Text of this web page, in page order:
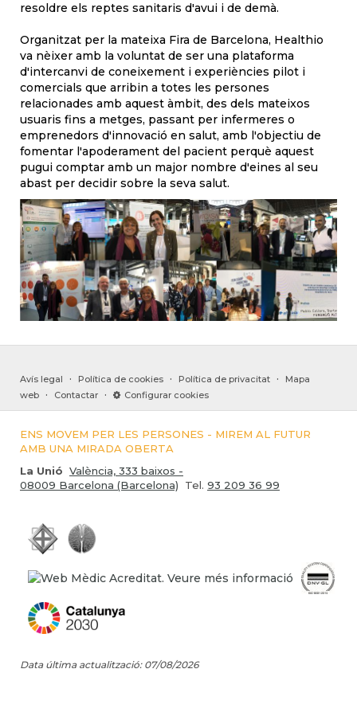
resoldre els reptes sanitaris d'avui i de demà.
Organitzat per la mateixa Fira de Barcelona, Healthio
va nèixer amb la voluntat de ser una plataforma
d'intercanvi de coneixement i experiències pilot i
comercials que arribin a totes les persones
relacionades amb aquest àmbit, des dels mateixos
usuaris fins a metges, passant per infermeres o
emprenedors d'innovació en salut, amb l'objectiu de
fomentar l'apoderament del pacient perquè aquest
pugui comptar amb un major nombre d'eines al seu
abast per decidir sobre la seva salut.
Avís legal · Política de cookies · Política de privacitat ·
Mapa
web
· Contactar · Configurar cookies
ENS MOVEM PER LES PERSONES - MIREM AL FUTUR
AMB UNA MIRADA OBERTA
La Unió València, 333 baixos -
08009 Barcelona (Barcelona) Tel. 93 209 36 99
Data última actualització: 07/08/2026